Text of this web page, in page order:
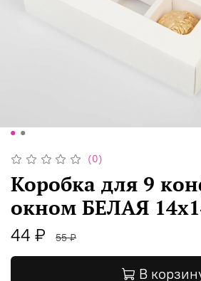
(0)
Коробка для 9
окном БЕЛАЯ
44 ₽ 55 ₽
В